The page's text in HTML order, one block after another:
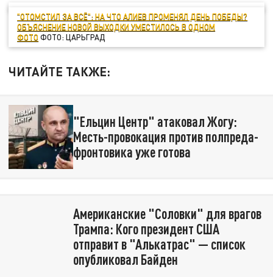
"ОТОМСТИЛ ЗА ВСЁ": НА ЧТО АЛИЕВ ПРОМЕНЯЛ ДЕНЬ ПОБЕДЫ?
ОБЪЯСНЕНИЕ НОВОЙ ВЫХОДКИ УМЕСТИЛОСЬ В ОДНОМ
ФОТО ФОТО: ЦАРЬГРАД
ЧИТАЙТЕ ТАКЖЕ:
"Ельцин Центр" атаковал Жогу:
Месть-провокация против полпреда-
фронтовика уже готова
Американские "Соловки" для врагов
Трампа: Кого президент США
отправит в "Алькатрас" — список
опубликовал Байден